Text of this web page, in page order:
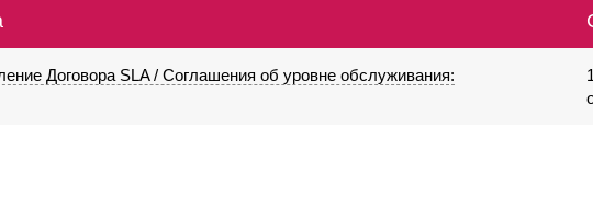
Договора SLA / Соглашения об уровне обслуживания: